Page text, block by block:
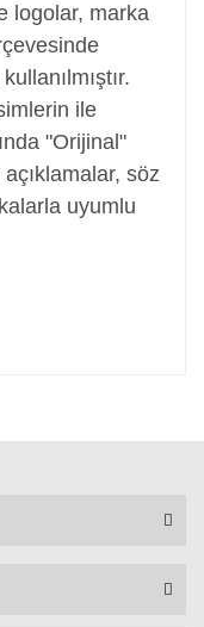
logolar, marka
ile
"Orijinal"
söz
uyumlu